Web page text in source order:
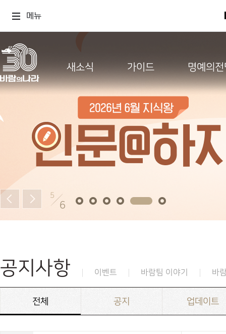
메뉴
새소식 가이드 명예의
5
6
공지사항 이벤트 바람팀 이야기 바
전체 공지 업데이트